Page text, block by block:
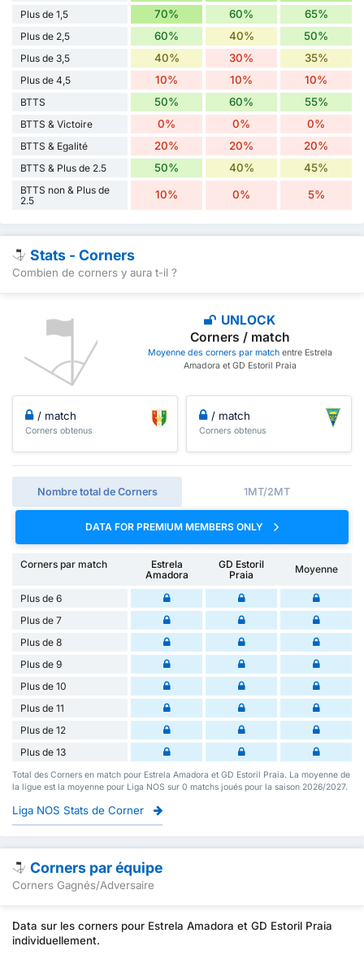
Plus de 1,5 70% 60% 65%
Plus de 2,5 60% 40% 50%
Plus de 3,5 40% 30% 35%
Plus de 4,5 10% 10% 10%
BTTS 50% 60% 55%
BTTS & Victoire 0% 0% 0%
BTTS & Egalité 20% 20% 20%
BTTS & Plus de 2.5 50% 40% 45%
BTTS non & Plus de
2.5
10% 0% 5%
Stats - Corners
Combien de corners y aura t-il ?
UNLOCK
Corners / match
Moyenne des corners par matchentre Estrela
Amadora et GD Estoril Praia
/ match
Corners obtenus
/ match
Corners obtenus
Nombre total de Corners 1MT/2MT
DATA FOR PREMIUM MEMBERS ONLY
Corners par match
Estrela
Amadora
GD Estoril
Praia
Moyenne
Plus de 6
Plus de 7
Plus de 8
Plus de 9
Plus de 10
Plus de 11
Plus de 12
Plus de 13
Total des Corners en match pour Estrela Amadora et GD Estoril Praia. La moyenne de
la ligue est la moyenne pour Liga NOS sur 0 matchs joués pour la saison 2026/2027.
Liga NOS Stats de Corner
Corners par équipe
Corners Gagnés/Adversaire
Data sur les corners pour Estrela Amadora et GD Estoril Praia
individuellement.